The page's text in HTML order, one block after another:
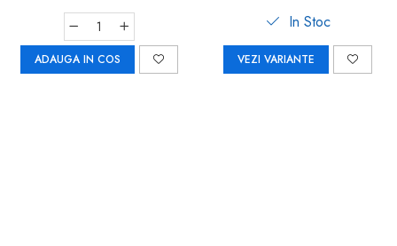
ADAUGA IN COS
In Stoc
VEZI VARIANTE